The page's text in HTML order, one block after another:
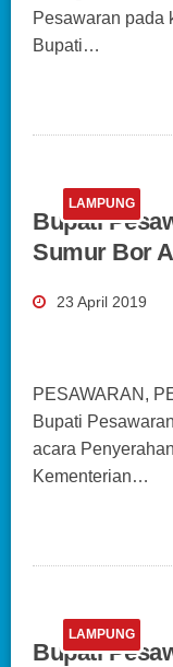
Pesawaran pada
Bupati…
LAMPUNG
Bupati
Sumur Bor
23 April 2019
PESAWARAN,
Bupati
acara
Kementerian…
LAMPUNG
Bupati